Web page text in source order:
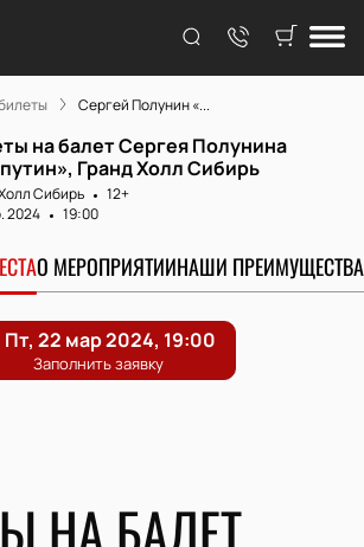
Сергей Полунин «...
на балет Сергея Полунина
Гранд Холл Сибирь
Сибирь
12+
2024
19:00
О МЕРОПРИЯТИИНАШИ ПРЕИМУЩЕСТВА
НА БАЛЕТ